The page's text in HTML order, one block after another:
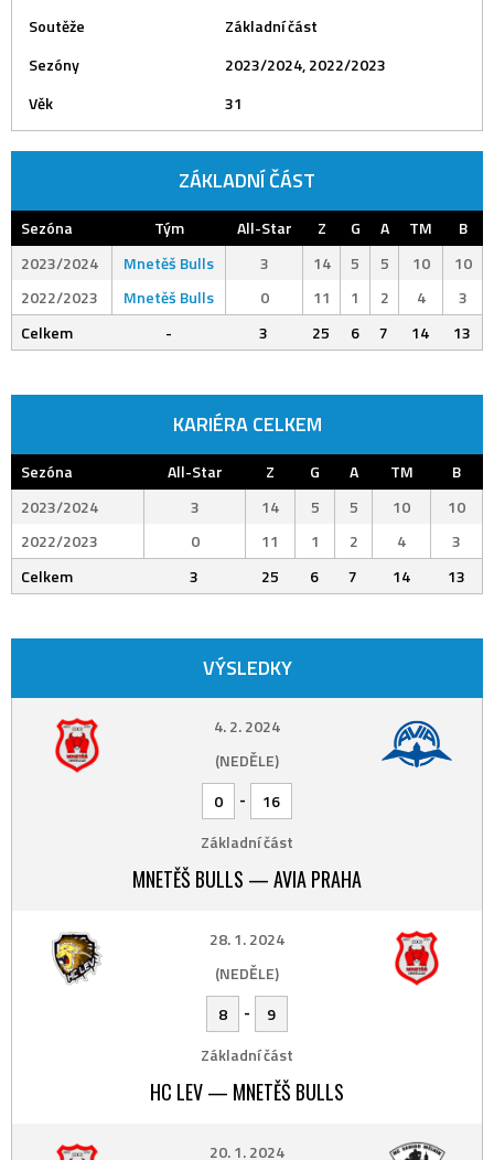
Soutěže
Základní část
Sezóny
2023/2024, 2022/2023
Věk
31
ZÁKLADNÍ ČÁST
Sezóna Tým All-Star Z G A TM
B
2023/2024
Mnetěš Bulls 3 14 5 5 10
10
2022/2023
Mnetěš Bulls 0 11 1 2 4
3
Celkem
- 3 25 6 7 14 13
KARIÉRA CELKEM
Sezóna All-Star Z G A TM
B
2023/2024
3 14 5 5 10
10
2022/2023
0 11 1 2 4
3
Celkem
3 25 6 7 14 13
VÝSLEDKY
4. 2. 2024
(NEDĚLE)
0
-
16
Základní část
MNETĚŠ BULLS — AVIA PRAHA
28. 1. 2024
(NEDĚLE)
8
-
9
Základní část
HC LEV — MNETĚŠ BULLS
20. 1. 2024